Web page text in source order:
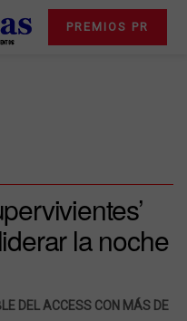
PREMIOS PR
la noche
DEL ACCESS CON MÁS DE